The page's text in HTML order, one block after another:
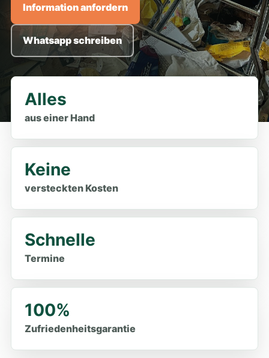
Information anfordern
Whatsapp schreiben
Alles
aus einer Hand
Keine
versteckten Kosten
Schnelle
Termine
100%
Zufriedenheitsgarantie